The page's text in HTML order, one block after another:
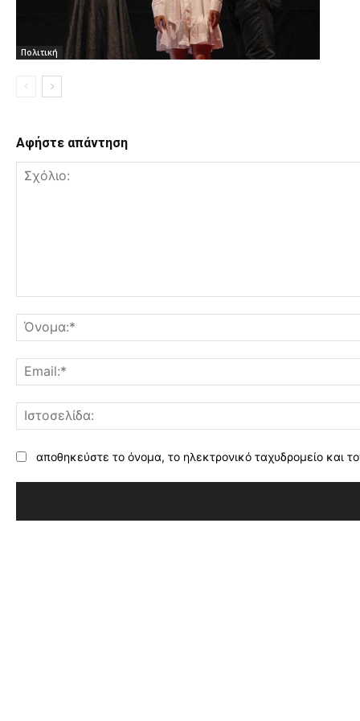
Πολιτική
Αφήστε απάντηση
αποθηκεύστε το όνομα, το ηλεκτρονικό ταχυδρομείο και